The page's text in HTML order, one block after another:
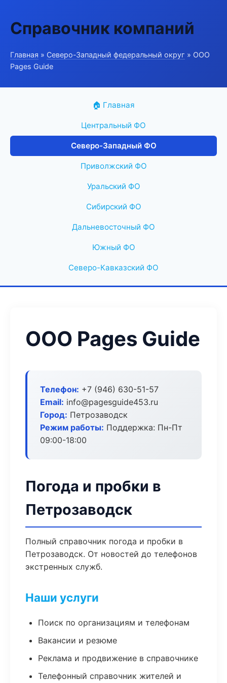
Справочник компаний
Главная » Северо-Западный федеральный округ » ООО
Pages Guide
🏠 Главная
Центральный ФО
Северо-Западный ФО
Приволжский ФО
Уральский ФО
Сибирский ФО
Дальневосточный ФО
Южный ФО
Северо-Кавказский ФО
ООО Pages Guide
Телефон: +7 (946) 630-51-57
Email: info@pagesguide453.ru
Город: Петрозаводск
Режим работы: Поддержка: Пн-Пт
09:00-18:00
Погода и пробки в
Петрозаводск
Полный справочник погода и пробки в
Петрозаводск. От новостей до телефонов
экстренных служб.
Наши услуги
Поиск по организациям и телефонам
Вакансии и резюме
Реклама и продвижение в справочнике
Телефонный справочник жителей и